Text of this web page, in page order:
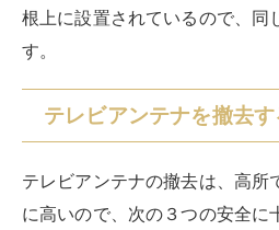
きましょう。作業には 絶縁手袋
高所での分解作業は、落下によ
で注意が必要です。